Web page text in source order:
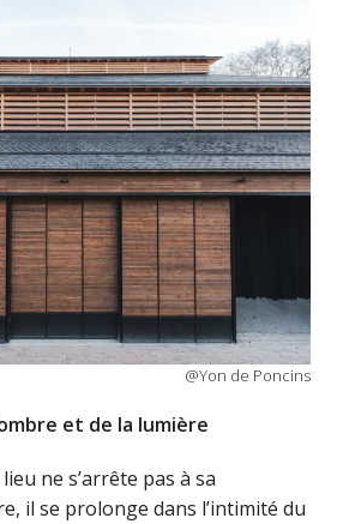
@Yon de Poncins
et de la lumière
ne s’arrête pas à sa
il se prolonge dans l’intimité du